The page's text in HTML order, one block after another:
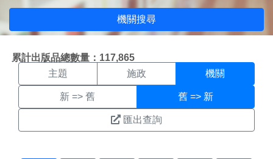
機關搜尋
累計出版品總數量：117,865
機關搜尋結果頁面
主題 施政 機關
新 => 舊 舊 => 新
匯出查詢